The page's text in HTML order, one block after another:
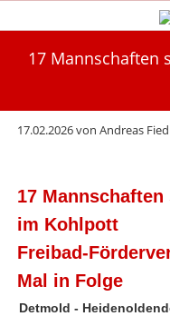
17 Mannschaften
17.02.2026von Andreas
17
im Kohlpott
Freibad-
Mal in Folge
Detmold -